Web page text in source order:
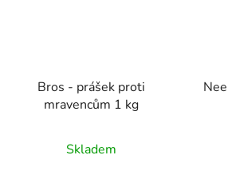
Bros - prášek proti
mravencům 1 kg
Skladem